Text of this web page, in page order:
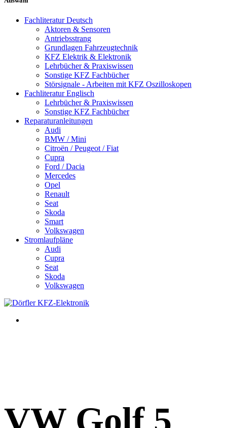
Fachliteratur Deutsch
Aktoren & Sensoren
Antriebsstrang
Grundlagen Fahrzeugtechnik
KFZ Elektrik & Elektronik
Lehrbücher & Praxiswissen
Sonstige KFZ Fachbücher
Störsignale - Arbeiten mit KFZ Oszilloskopen
Fachliteratur Englisch
Lehrbücher & Praxiswissen
Sonstige KFZ Fachbücher
Reparaturanleitungen
Audi
BMW / Mini
Citroën / Peugeot / Fiat
Cupra
Ford / Dacia
Mercedes
Opel
Renault
Seat
Skoda
Smart
Volkswagen
Stromlaufpläne
Audi
Cupra
Seat
Skoda
Volkswagen